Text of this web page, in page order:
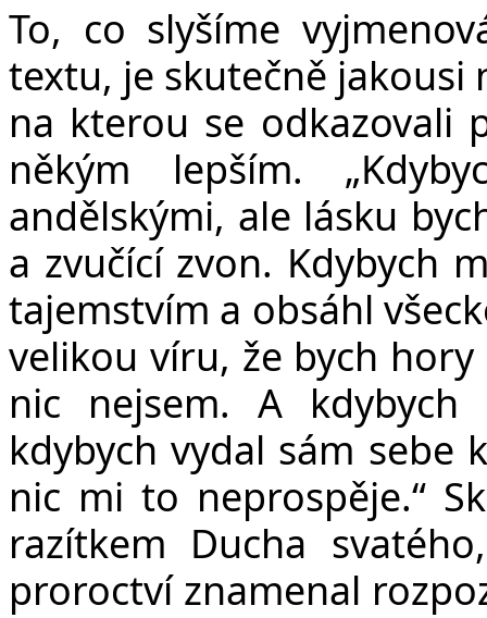
To, co slyšíme
textu, je skutečně jakousi
na kterou se
někým lepším.
andělskými, ale lásku
a zvučící zvon. Kdybych
tajemstvím a obsáhl
velikou víru, že bych
nic nejsem. A
kdybych vydal sám sebe
nic mi to neprospěje.“
razítkem Ducha
proroctví znamenal